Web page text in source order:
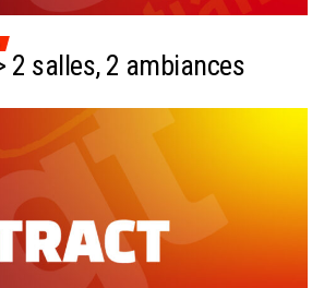
2 salles, 2 ambiances